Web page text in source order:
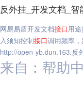
反外挂_开发文档_
网易易盾开发文档接口用
入须知控制接口调用频率
http://open-yb.dun.163.反
来自：帮助